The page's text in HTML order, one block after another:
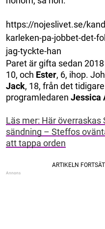
https://nojeslivet.se/
karleken-pa-jobbet-det-
jag-tyckte-han
Paret är gifta sedan
10, och Ester, 6, ihop.
Jack, 18, från det
programledaren Jessica
Läs mer: Här överraskas
sändning – Steffos
att tappa orden